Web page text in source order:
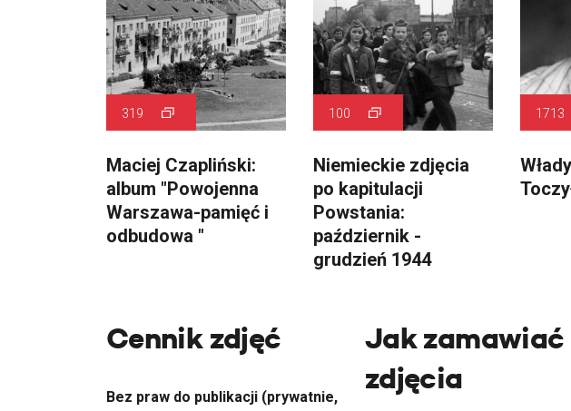
319
Maciej Czapliński:
album "Powojenna
Warszawa-pamięć i
odbudowa "
100
Niemieckie zdjęcia
po kapitulacji
Powstania:
październik -
grudzień 1944
1713
Cennik zdjęć
Bez praw do publikacji (prywatnie,
Jak zamawiać
zdjęcia